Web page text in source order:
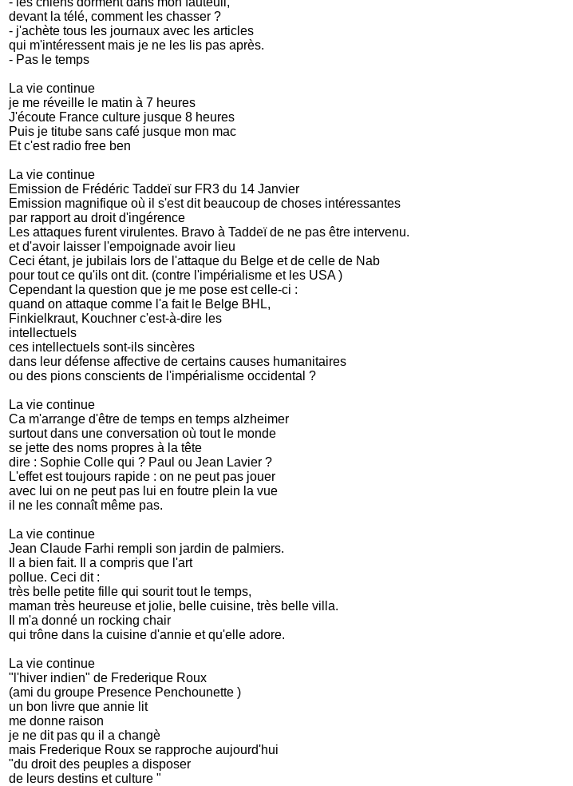
devant la télé, comment les chasser ?
- j'achète tous les journaux avec les articles
qui m'intéressent mais je ne les lis pas après.
- Pas le temps
La vie continue
je me réveille le matin à 7 heures
J'écoute France culture jusque 8 heures
Puis je titube sans café jusque mon mac
Et c'est radio free ben
La vie continue
Emission de Frédéric Taddeï sur FR3 du 14 Janvier
Emission magnifique où il s'est dit beaucoup de choses intéressantes
par rapport au droit d'ingérence
Les attaques furent virulentes. Bravo à Taddeï de ne pas être intervenu.
et d'avoir laisser l'empoignade avoir lieu
Ceci étant, je jubilais lors de l'attaque du Belge et de celle de Nab
pour tout ce qu'ils ont dit. (contre l'impérialisme et les USA )
Cependant la question que je me pose est celle-ci :
quand on attaque comme l'a fait le Belge BHL,
Finkielkraut, Kouchner c'est-à-dire les
intellectuels
ces intellectuels sont-ils sincères
dans leur défense affective de certains causes humanitaires
ou des pions conscients de l'impérialisme occidental ?
La vie continue
Ca m'arrange d'être de temps en temps alzheimer
surtout dans une conversation où tout le monde
se jette des noms propres à la tête
dire : Sophie Colle qui ? Paul ou Jean Lavier ?
L'effet est toujours rapide : on ne peut pas jouer
avec lui on ne peut pas lui en foutre plein la vue
il ne les connaît même pas.
La vie continue
Jean Claude Farhi rempli son jardin de palmiers.
Il a bien fait. Il a compris que l'art
pollue. Ceci dit :
très belle petite fille qui sourit tout le temps,
maman très heureuse et jolie, belle cuisine, très belle villa.
Il m'a donné un rocking chair
qui trône dans la cuisine d'annie et qu'elle adore.
La vie continue
"l'hiver indien" de Frederique Roux
(ami du groupe Presence Penchounette )
un bon livre que annie lit
me donne raison
je ne dit pas qu il a changè
mais Frederique Roux se rapproche aujourd'hui
"du droit des peuples a disposer
de leurs destins et culture "